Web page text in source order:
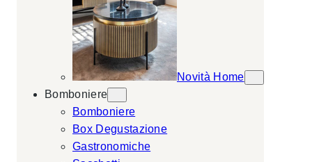
Novità Home
Bomboniere
Bomboniere
Box Degustazione
Gastronomiche